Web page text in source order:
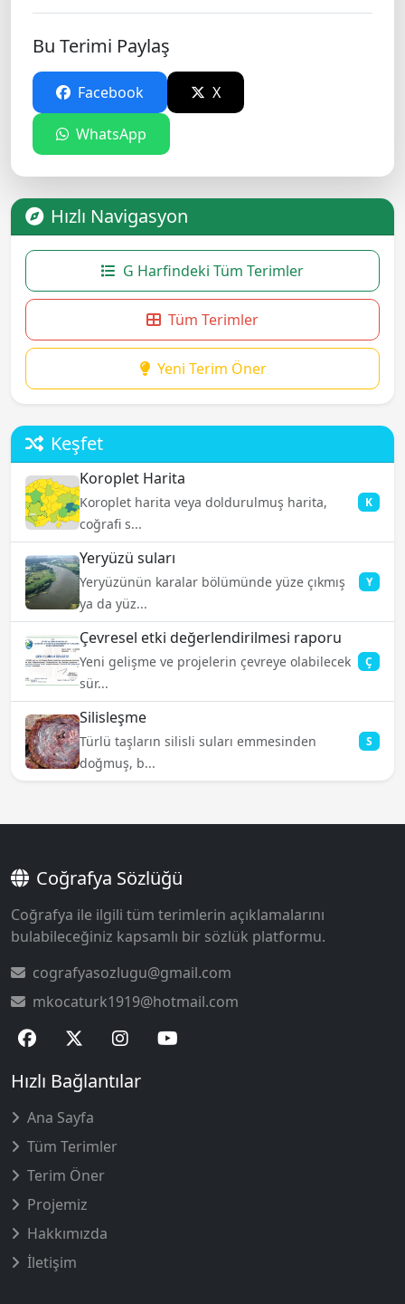
Bu Terimi Paylaş
Facebook X
WhatsApp
Hızlı Navigasyon
G Harfindeki Tüm Terimler
Tüm Terimler
Yeni Terim Öner
Keşfet
Koroplet Harita
Koroplet harita veya doldurulmuş harita,
coğrafi s...
K
Yeryüzü suları
Yeryüzünün karalar bölümünde yüze çıkmış
ya da yüz...
Y
Çevresel etki değerlendirilmesi raporu
Yeni gelişme ve projelerin çevreye olabilecek
sür...
Ç
Silisleşme
Türlü taşların silisli suları emmesinden
doğmuş, b...
S
Coğrafya Sözlüğü
Coğrafya ile ilgili tüm terimlerin açıklamalarını
bulabileceğiniz kapsamlı bir sözlük platformu.
cografyasozlugu@gmail.com
mkocaturk1919@hotmail.com
Hızlı Bağlantılar
Ana Sayfa
Tüm Terimler
Terim Öner
Projemiz
Hakkımızda
İletişim